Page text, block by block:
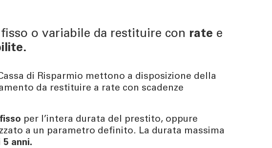
o variabile da restituire con rate e
di Risparmio mettono a disposizione della
da restituire a rate con scadenze
fisso per l’intera durata del prestito, oppure
a un parametro definito. La durata massima
5 anni.